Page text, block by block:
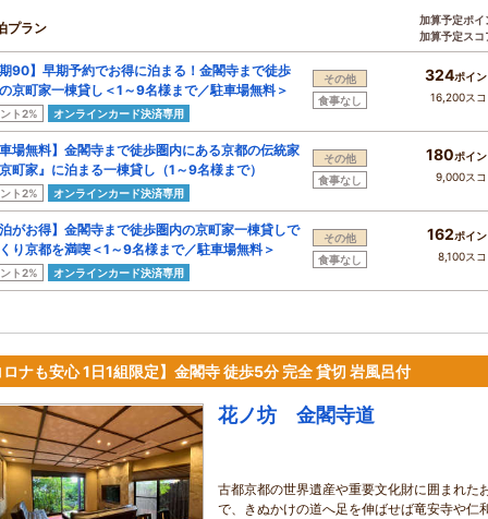
プラン
加算予定ポイ
加算予定スコ
90】早期予約でお得に泊まる！金閣寺まで徒歩
京町家一棟貸し＜1～9名様まで／駐車場無料＞
ト2% オンラインカード決済専用
その他
食事なし
324ポイ
16,200ス
場無料】金閣寺まで徒歩圏内にある京都の伝統家
町家』に泊まる一棟貸し（1～9名様まで）
ト2% オンラインカード決済専用
その他
食事なし
180ポイ
9,000ス
がお得】金閣寺まで徒歩圏内の京町家一棟貸しで
り京都を満喫＜1～9名様まで／駐車場無料＞
ト2% オンラインカード決済専用
その他
食事なし
162ポイ
8,100ス
ナも安心 1日1組限定】金閣寺 徒歩5分 完全 貸切 岩風呂付
花ノ坊 金閣寺道
古都京都の世界遺産や重要文化財に囲まれた
で、きぬかけの道へ足を伸ばせば竜安寺や仁